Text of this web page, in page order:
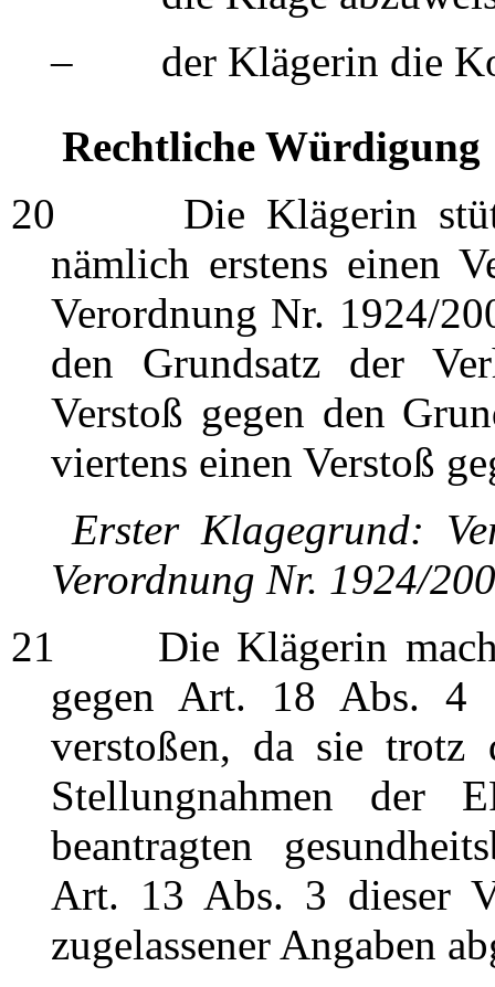
– der Klägerin die
Rechtliche Würdigung
20 Die Klägerin stützt
nämlich erstens einen
Verordnung Nr. 1924/
den Grundsatz der
Verstoß gegen den
viertens einen Verstoß
Erster Klagegrund:
Verordnung Nr. 1924/
21 Die Klägerin macht
gegen Art. 18 Abs. 4
verstoßen, da sie trotz
Stellungnahmen der
beantragten
Art. 13 Abs. 3 dieser
zugelassener Angaben